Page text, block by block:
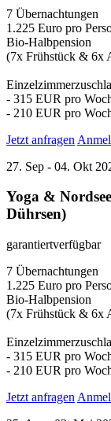
7 Übernachtungen
1.225 Euro pro
Bio-Halbpension
(7x Frühstück & 6x
- 315 EUR pro
- 210 EUR pro
Jetzt anfragen
27. Sep - 04. Okt
Yoga &
Dührsen)
garantiertverfügbar
7 Übernachtungen
1.225 Euro pro
Bio-Halbpension
(7x Frühstück & 6x
- 315 EUR pro
- 210 EUR pro
Jetzt anfragen